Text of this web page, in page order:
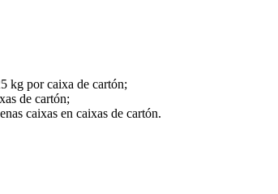
kg por caixa de cartón;
de cartón;
caixas en caixas de cartón.